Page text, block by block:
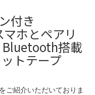
付き
ホとペアリ
Bluetooth搭載
トテープ
ご紹介いただいておりま